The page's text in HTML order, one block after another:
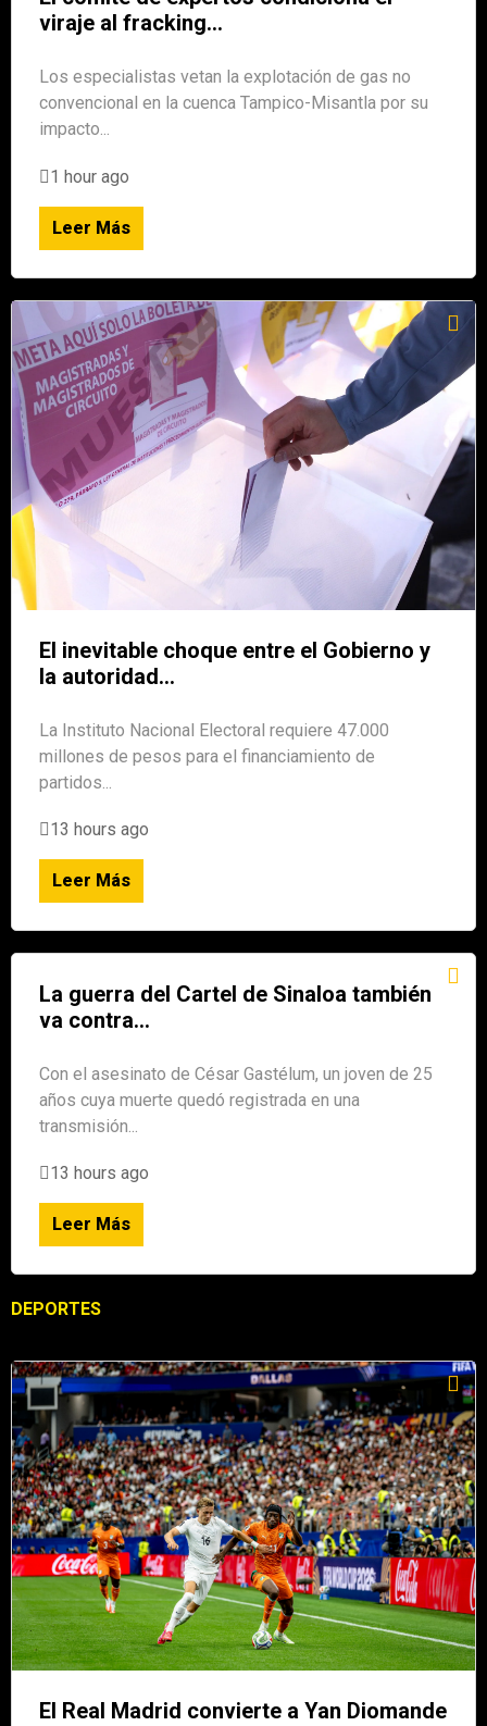
viraje al fracking...
Los especialistas vetan la explotación de gas no
convencional en la cuenca Tampico-Misantla por su
impacto...
1 hour ago
Leer Más
El inevitable choque entre el Gobierno y
la autoridad...
La Instituto Nacional Electoral requiere 47.000
millones de pesos para el financiamiento de
partidos...
13 hours ago
Leer Más
La guerra del Cartel de Sinaloa también
va contra...
Con el asesinato de César Gastélum, un joven de 25
años cuya muerte quedó registrada en una
transmisión...
13 hours ago
Leer Más
DEPORTES
El Real Madrid convierte a Yan Diomande